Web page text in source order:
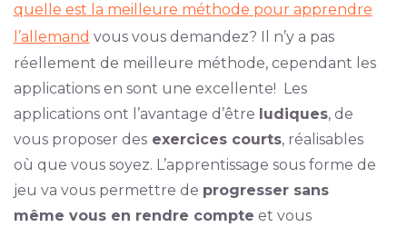
quelle est la meilleure méthode pour apprendre
l’allemand vous vous demandez? Il n’y a pas
réellement de meilleure méthode, cependant les
applications en sont une excellente! Les
applications ont l’avantage d’être ludiques, de
vous proposer desexercices courts, réalisables
où que vous soyez. L’apprentissage sous forme de
jeu va vous permettre de progresser sans
même vous en rendre compte et vous